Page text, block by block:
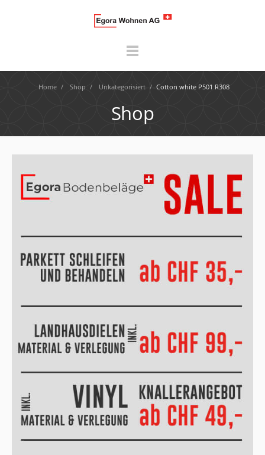
Home / Shop / Unkategorisiert / Cotton white P501 R308
Shop